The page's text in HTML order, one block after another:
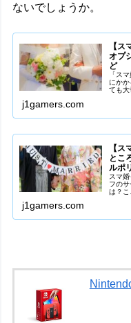
ないでしょうか。
【
オプ
ど
「ス
にか
ても
j1gamers.com
【
とこ
ルポ
スマ
フの
は？こ
j1gamers.com